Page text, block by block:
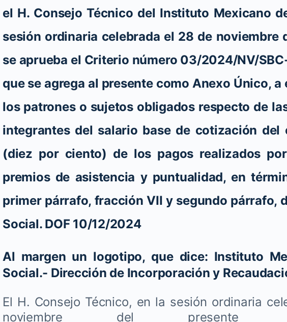
el H. Consejo Técnico del Instituto Mexicano
sesión ordinaria celebrada el 28 de noviembre
se aprueba el Criterio número 03/2024/NV/
que se agrega al presente como Anexo Único,
los patrones o sujetos obligados respecto de
integrantes del salario base de cotización del
(diez por ciento) de los pagos realizados
premios de asistencia y puntualidad, en
primer párrafo, fracción VII y segundo párrafo,
Social. DOF 10/12/2024
Al margen un logotipo, que dice: Instituto
Social.- Dirección de Incorporación y
El H. Consejo Técnico, en la sesión ordinaria
noviembre del presente